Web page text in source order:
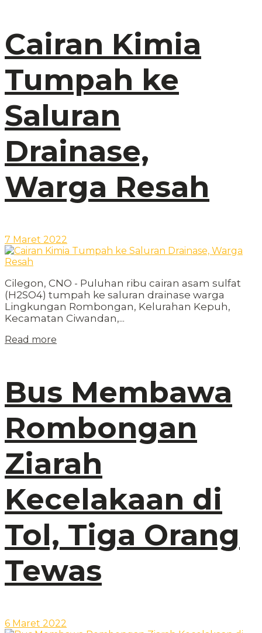
Cairan Kimia
Tumpah ke
Saluran
Drainase,
Warga Resah
7 Maret 2022
Cilegon, CNO - Puluhan ribu cairan asam sulfat
(H2SO4) tumpah ke saluran drainase warga
Lingkungan Rombongan, Kelurahan Kepuh,
Kecamatan Ciwandan,...
Read more
Bus Membawa
Rombongan
Ziarah
Kecelakaan di
Tol, Tiga Orang
Tewas
6 Maret 2022